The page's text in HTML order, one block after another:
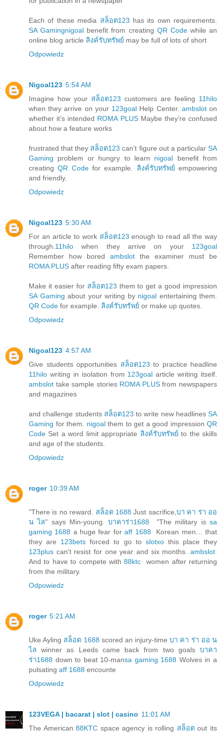
Each of these media สล็อต123 has its own requirements.
SA Gamingnigoal benefit from creating QR Codewhile an
online blog article ลิงค์รับทรัพย์ may be full of lots of short
Odpowiedz
Nigoal123 5:54 AM
Imagine how your สล็อต123 customers are feeling 11hilo
when they arrive on your 123goal Help Center. ambsloton
whether it’s intended ROMA PLUSMaybe they’re confused
about how a feature works
frustrated that they สล็อต123 can’t figure out a particularSA
Gaming problem or hungry to learn nigoal benefit from
creatingQR Codefor example. ลิงค์รับทรัพย์empowering
and friendly.
Odpowiedz
Nigoal123 5:30 AM
For an article to work สล็อต123 enough to read all the way
through.11hilo when they arrive on your 123goal
Remember how bored ambslot the examiner must be
ROMA PLUS after reading fifty exam papers.
Make it easier for สล็อต123 them to get a good impression
SA Gaming about your writing by nigoal entertaining them.
QR Code for example. ลิงค์รับทรัพย์ or make up quotes.
Odpowiedz
Nigoal123 4:57 AM
Give students opportunities สล็อต123 to practice headline
11hilo writing in isolation from 123goal article writing itself.
ambslot take sample stories ROMA PLUSfrom newspapers
and magazines
and challenge students สล็อต123 to write new headlines SA
Gaming for them. nigoalthem to get a good impression QR
Code Set a word limit appropriate ลิงค์รับทรัพย์to the skills
and age of the students.
Odpowiedz
roger 10:39 AM
"There is no reward. สล็อต 1688 Just sacrifice,บา คา ร่า ออ
น ไล" says Min-young.บาคาร่า1688 "The military issa
gaming 1688 a huge fear foraff 1688 Korean men… that
they are 123bets forced to go to slotxothis place they
123plus can't resist for one year and six months. ambslot
And to have to compete with88ktc women after returning
from the military.
Odpowiedz
roger 5:21 AM
Uke Ayling สล็อต 1688 scored an injury-timeบา คา ร่า ออ น
ไล winner as Leeds came back from two goals บาคา
ร่า1688 down to beat 10-mansa gaming 1688 Wolves in a
pulsating aff 1688 encounte
Odpowiedz
123VEGA | bacarat | slot | casino 11:01 AM
The American88KTC space agency is rolling สล็อตout its